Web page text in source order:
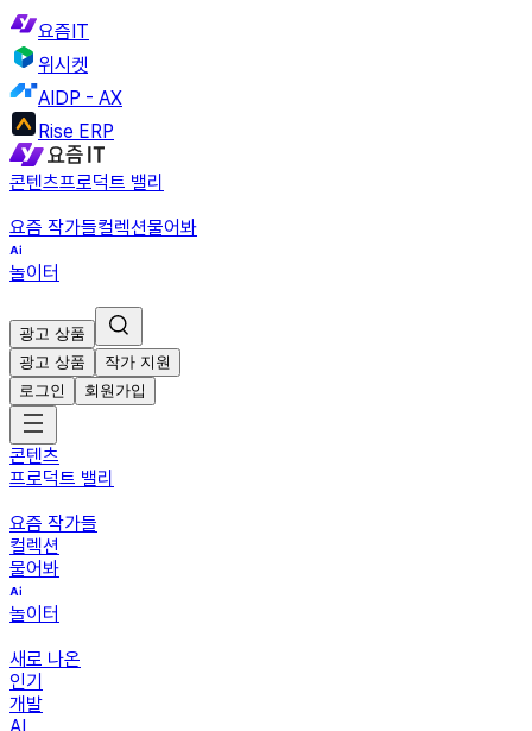
요즘IT
위시켓
AIDP - AX
Rise ERP
콘텐츠프로덕트 밸리
요즘 작가들컬렉션물어봐
놀이터
광고 상품
광고 상품
작가 지원
로그인
회원가입
콘텐츠
프로덕트 밸리
요즘 작가들
컬렉션
물어봐
놀이터
새로 나온
인기
개발